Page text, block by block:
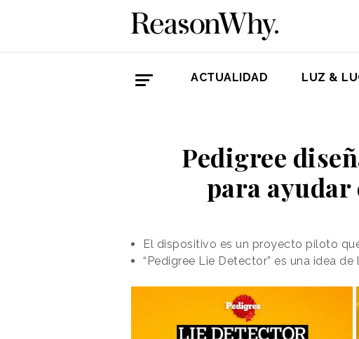
ACTUALIDAD LUZ &
Pedigree
para
El dispositivo es un proyecto piloto
“Pedigree Lie Detector” es una idea